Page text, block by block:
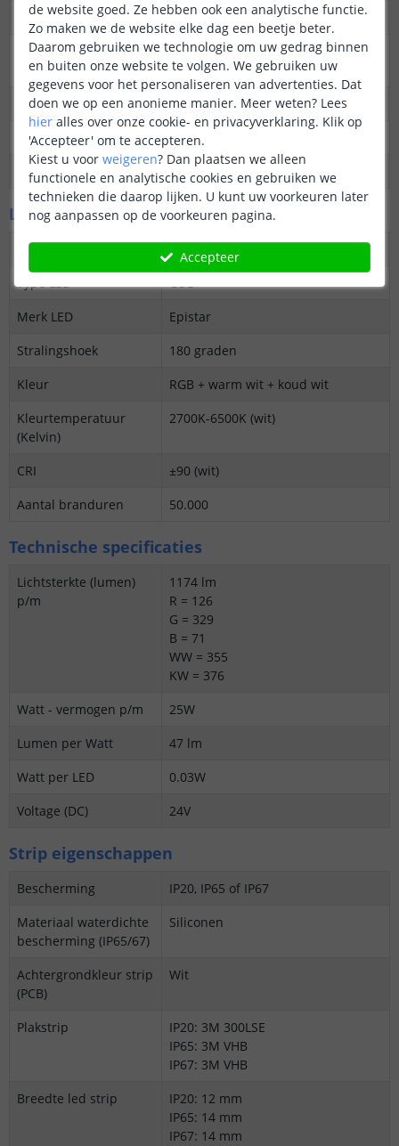
Dimbaar
Ja
3M plakstrip over de
gehele lengte
Ja
Garantie
5 jaar
Op maat te knippen
24V: elke 3,6 cm
Datasheet
Download
LED's en licht
Aantal LED's p/m
840
Type LED
COB
Merk LED
Epistar
Stralingshoek
180 graden
Kleur
RGB + warm wit + koud wit
Kleurtemperatuur
(Kelvin)
2700K-6500K (wit)
CRI
±90 (wit)
Aantal branduren
50.000
Technische specificaties
Lichtsterkte (lumen)
p/m
1174 lm
R = 126
G = 329
B = 71
WW = 355
KW = 376
Watt - vermogen p/m
25W
Lumen per Watt
47 lm
Watt per LED
0.03W
Voltage (DC)
24V
Strip eigenschappen
Bescherming
IP20, IP65 of IP67
Materiaal waterdichte
bescherming (IP65/67)
Siliconen
Achtergrondkleur strip
(PCB)
Wit
Plakstrip
IP20: 3M 300LSE
IP65: 3M VHB
IP67: 3M VHB
Breedte led strip
IP20: 12 mm
IP65: 14 mm
IP67: 14 mm
de website goed. Ze hebben ook een analytische functie.
Zo maken we de website elke dag een beetje beter.
Daarom gebruiken we technologie om uw gedrag binnen
en buiten onze website te volgen. We gebruiken uw
gegevens voor het personaliseren van advertenties. Dat
doen we op een anonieme manier. Meer weten? Lees
hier alles over onze cookie- en privacyverklaring. Klik op
'Accepteer' om te accepteren.
Kiest u voor weigeren? Dan plaatsen we alleen
functionele en analytische cookies en gebruiken we
technieken die daarop lijken. U kunt uw voorkeuren later
nog aanpassen op de voorkeuren pagina.
Accepteer